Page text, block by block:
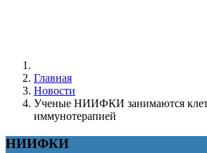
Главная
Новости
Ученые НИИФКИ занимаются
иммунотерапией
НИИФКИ